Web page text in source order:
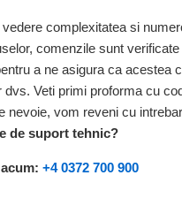
complexitatea si
comenzile sunt
a ne asigura ca acestea
dvs. Veti primi proforma cu
nevoie, vom reveni cu
de suport tehnic?
+4 0372 700 900